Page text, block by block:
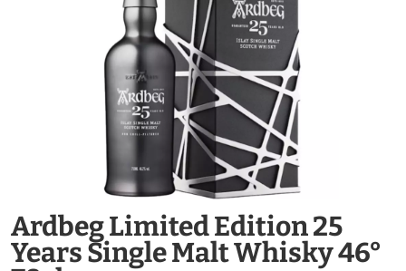
Ardbeg Limited Edition 25
Years Single Malt Whisky 46°